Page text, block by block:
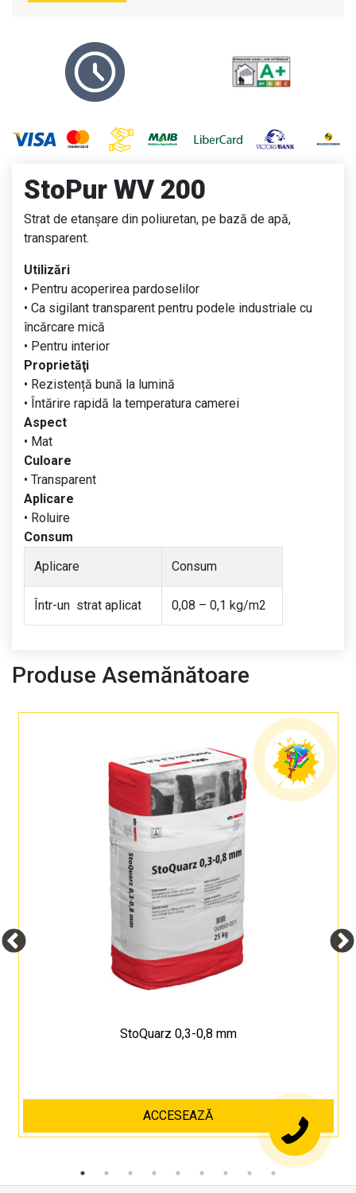
StoPur WV 200
Strat de etanșare din poliuretan, pe bază de apă,
transparent.
Utilizări
• Pentru acoperirea pardoselilor
• Ca sigilant transparent pentru podele industriale cu
încărcare mică
• Pentru interior
Proprietăţi
• Rezistență bună la lumină
• Întărire rapidă la temperatura camerei
Aspect
• Mat
Culoare
• Transparent
Aplicare
• Roluire
Consum
Aplicare
Consum
Într-un strat aplicat 0,08 – 0,1 kg/m2
Produse Asemănătoare
StoQuarz 0,3-0,8 mm
ACCESEAZĂ